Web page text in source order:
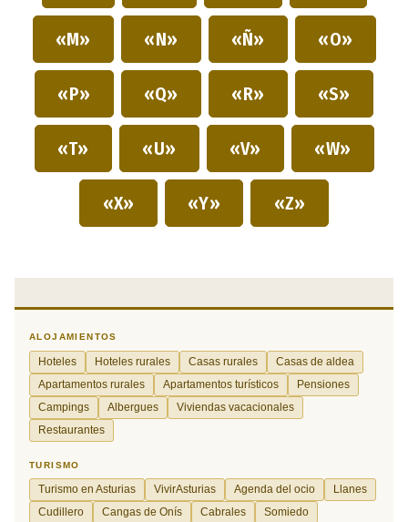
«M» «N» «Ñ» «O»
«P» «Q» «R» «S»
«T» «U» «V» «W»
«X» «Y» «Z»